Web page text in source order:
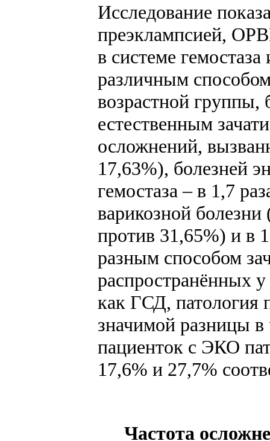
Исследование
преэклампсией,
в системе
различным
возрастной
естественным
осложнений,
17,63%), болезней
гемостаза – в 1,7
варикозной
против 31,65%) и в
разным способом
распространённых
как ГСД, патология
значимой разницы
пациенток с ЭКО
17,6% и 27,7%
Частота